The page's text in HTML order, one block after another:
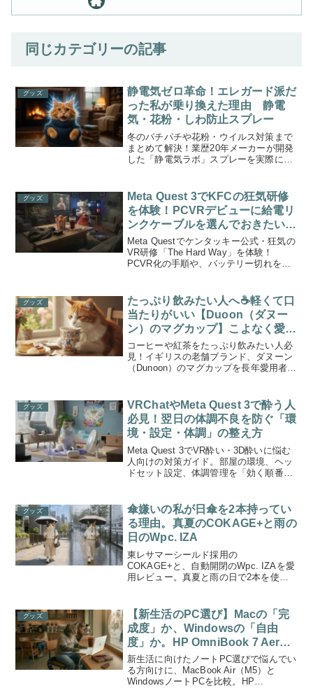
同じカテゴリーの記事
グッズ
静電気ゼロ革命！エレガード派だ
った私が乗り換えた理由 静電
気・花粉・しわ防止スプレー
冬のパチパチや花粉・ウイルス対策まで
まとめて解決！業歴20年メーカーが開発
した「静電気ラボ」スプレーを実際に使
です。
グッズ
Meta Quest 3でKFCの狂気研修
を体験！PCVRデビューに給電リ
ンクケーブルを選んでおきたい理
由
Meta Questでケンタッキー公式・狂気の
VR研修「The Hard Way」を体験！
PCVR化の手順や、バッテリー切れを防
を整えるコツを紹介します。
グッズ
たっぷり飲みたい人へ☕軽くて口
当たりがいい【Duoon（ダヌー
ン）のマグカップ】こよなく愛す
る、まる美がレビュー
コーヒーや紅茶をたっぷり飲みたい人必
見！イギリスの老舗ブランド、ダヌーン
（Dunoon）のマグカップを長年愛用者が
を解説します。
グッズ
VRChatやMeta Quest 3で酔う人
必見！翌日の体調不良を防ぐ「環
境・設定・体調」の整え方
Meta Quest 3でVR酔い・3D酔いに悩む
人向けの対策ガイド。部屋の環境、ヘッ
ドセット設定、体調管理を「効く順番」
グッズ
傘嫌いの私が日傘を2本持ってい
る理由。真夏のCOKAGE+と雨の
日のWpc. IZA
東レサマーシールド採用の
COKAGE+と、自動開閉のWpc. IZAを愛
用レビュー。真夏と雨の日で2本を使い
します。
グッズ
【新生活のPC選び】Macの「完
成度」か、Windowsの「自由
度」か。HP OmniBook 7 Aero
を選んだリアルな理由
新生活に向けたノートPC選びで悩んでい
る方向けに、MacBook Air（M5）と
WindowsノートPCを比較。HP